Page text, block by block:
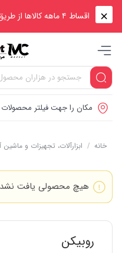
اقساط ۴ ماهه کالاها از طریق ترب پی، اسنپ پی و دیجی پی
مکان را جهت فیلتر محصولات
خانه / ابزارآلات، تجهیزات و ماشین
هیچ محصولی یافت
روبیکن